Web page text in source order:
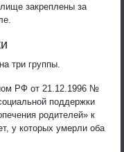
закреплены за
три группы.
РФ от 21.12.1996 №
поддержки
родителей» к
у которых умерли оба